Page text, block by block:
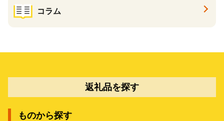
コラム
返礼品を探す
ものから探す